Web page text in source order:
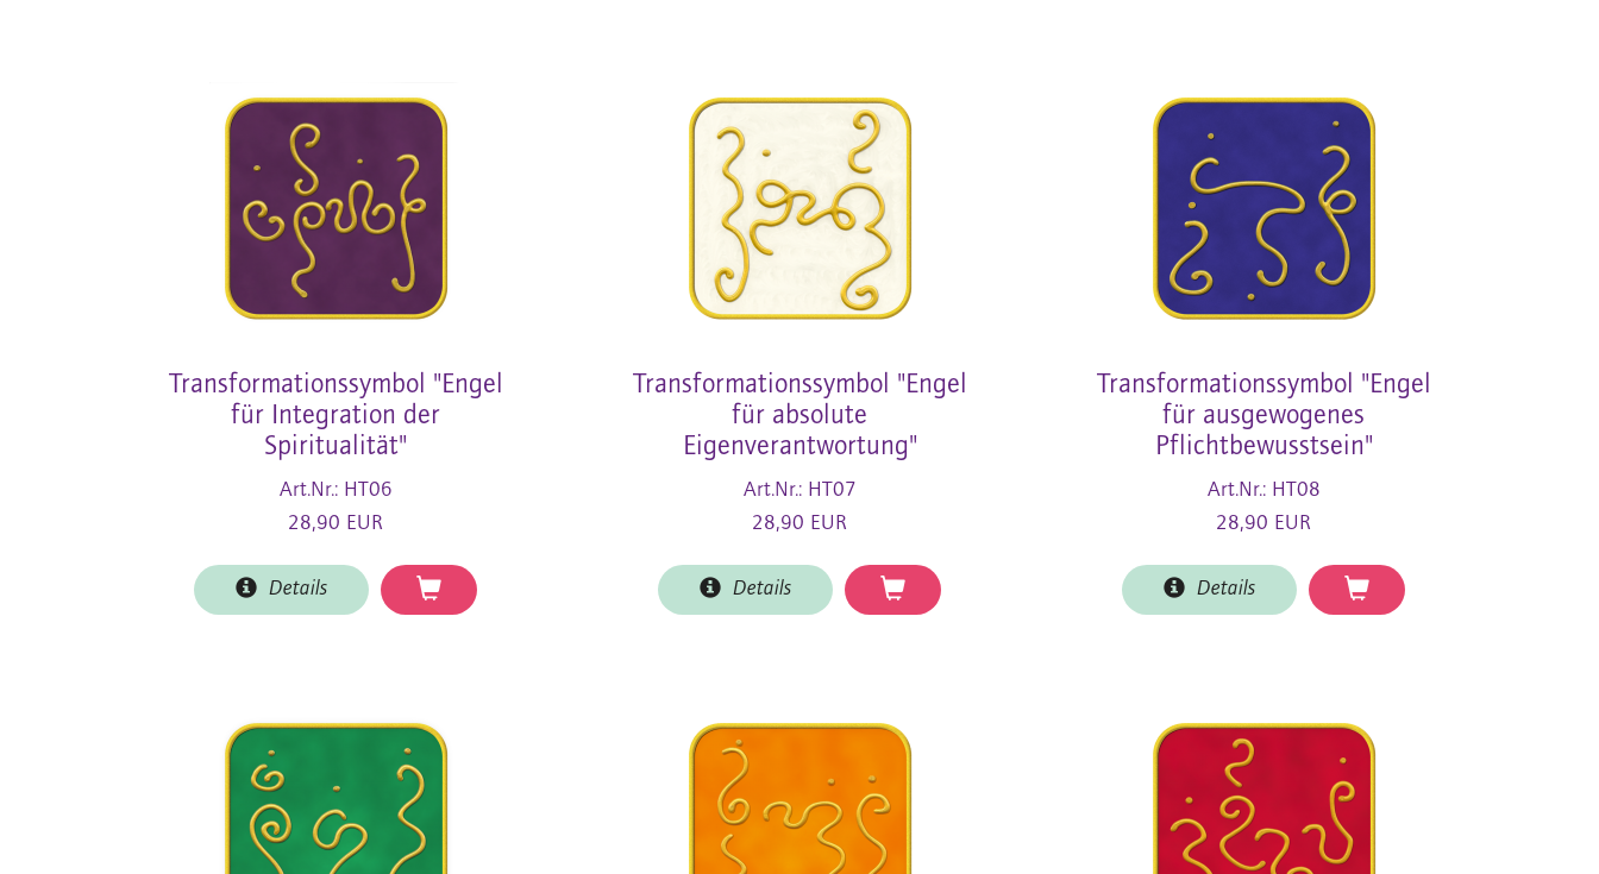
Transformationssymbol "Engel
für Integration der
Spiritualität"
Art.Nr.: HT06
28,90 EUR
Details
Transformationssymbol "Engel
für absolute
Eigenverantwortung"
Art.Nr.: HT07
28,90 EUR
Details
Transformationssymbol "Engel
für ausgewogenes
Pflichtbewusstsein"
Art.Nr.: HT08
28,90 EUR
Details